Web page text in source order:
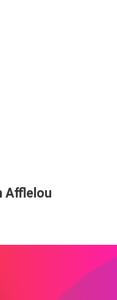
Afflelou